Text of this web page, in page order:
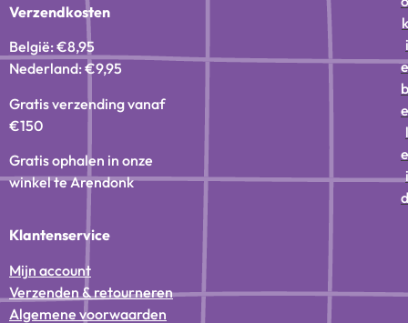
Verzendkosten
België: €8,95
Nederland: €9,95
Gratis verzending vanaf
€150
Gratis ophalen in onze
winkel te Arendonk
Klantenservice
Mijn account
Verzenden & retourneren
Algemene voorwaarden
k
i
e
b
e
l
e
i
d